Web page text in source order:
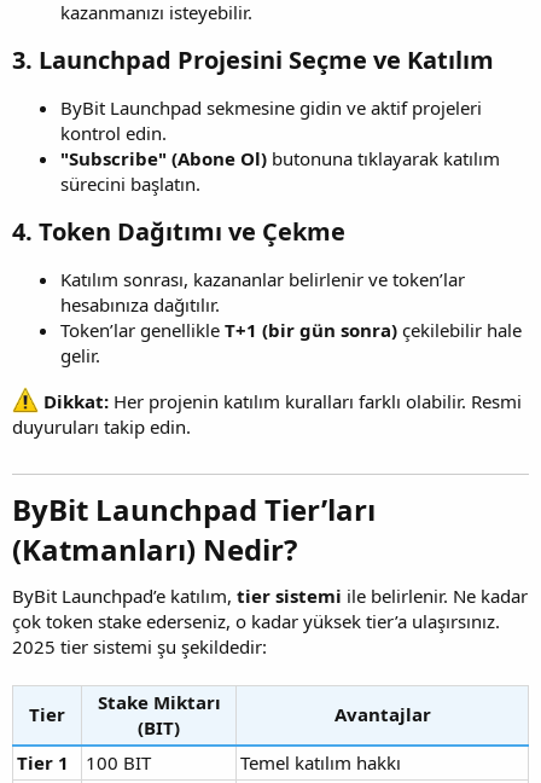
kazanmanızı isteyebilir.
3. Launchpad Projesini Seçme ve Katılım
ByBit Launchpad sekmesine gidin ve aktif projeleri
kontrol edin.
"Subscribe" (Abone Ol) butonuna tıklayarak katılım
sürecini başlatın.
4. Token Dağıtımı ve Çekme
Katılım sonrası, kazananlar belirlenir ve token’lar
hesabınıza dağıtılır.
Token’lar genellikle T+1 (bir gün sonra) çekilebilir hale
gelir.
Dikkat: Her projenin katılım kuralları farklı olabilir. Resmi
duyuruları takip edin.
ByBit Launchpad Tier’ları
(Katmanları) Nedir?
ByBit Launchpad’e katılım, tier sistemi ile belirlenir. Ne kadar
çok token stake ederseniz, o kadar yüksek tier’a ulaşırsınız.
2025 tier sistemi şu şekildedir:
Tier
Stake Miktarı
(BIT)
Avantajlar
Tier 1
100 BIT
Temel katılım hakkı